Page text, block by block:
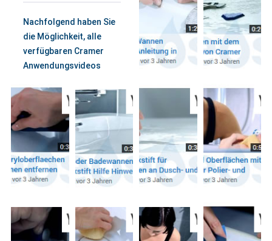
unseren Reparturvideos erläutert. Sicherlich können wir
so nicht alle denkbaren Anwendungen der Cramer
Produkte erläutern. Vermissen Sie etwas - wir sind
dankbar für Ihre Anregungen. Wir hoffen, dass Sie hier
dennoch die Antworten auf die meisten Ihrer Fragen
Bades, finden.
Nachfolgend haben Sie
die Möglichkeit, alle
verfügbaren Cramer
Anwendungsvideos
Youtube Kanal
aufzurufen: (Die Likes
und Aufrufe haben den
Stand von Ende 2015
desYoutube Kanals
Badewannenreparaturen)